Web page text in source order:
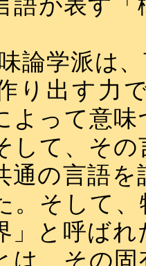
論学派は
り出す力
よって意
して、そ
通の言語
。そして
」と呼ば
は、その